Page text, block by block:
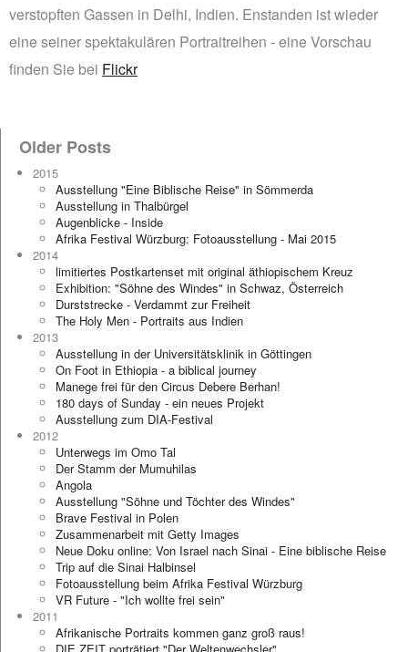
verstopften Gassen in Delhi, Indien. Enstanden ist wieder
eine seiner spektakulären Portraitreihen - eine Vorschau
finden Sie bei Flickr
Older Posts
2015
Ausstellung "Eine Biblische Reise" in Sömmerda
Ausstellung in Thalbürgel
Augenblicke - Inside
Afrika Festival Würzburg: Fotoausstellung - Mai 2015
2014
limitiertes Postkartenset mit original äthiopischem Kreuz
Exhibition: "Söhne des Windes" in Schwaz, Österreich
Durststrecke - Verdammt zur Freiheit
The Holy Men - Portraits aus Indien
2013
Ausstellung in der Universitätsklinik in Göttingen
On Foot in Ethiopia - a biblical journey
Manege frei für den Circus Debere Berhan!
180 days of Sunday - ein neues Projekt
Ausstellung zum DIA-Festival
2012
Unterwegs im Omo Tal
Der Stamm der Mumuhilas
Angola
Ausstellung "Söhne und Töchter des Windes"
Brave Festival in Polen
Zusammenarbeit mit Getty Images
Neue Doku online: Von Israel nach Sinai - Eine biblische Reise
Trip auf die Sinai Halbinsel
Fotoausstellung beim Afrika Festival Würzburg
VR Future - "Ich wollte frei sein"
2011
Afrikanische Portraits kommen ganz groß raus!